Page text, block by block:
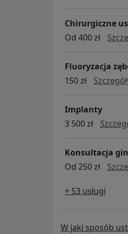
Chirurgiczne
Od 400 zł
Fluoryzacja
150 zł
Implanty
3 500 zł
Konsultacja
Od 250 zł
+ 53 usługi
W jaki sposób